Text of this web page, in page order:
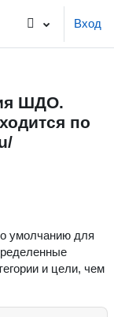
Вход
ШДО.
по
умолчанию для
и цели, чем